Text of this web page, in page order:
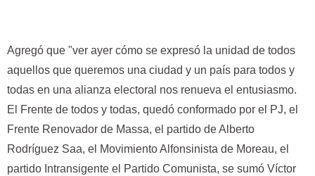
Agregó que "ver ayer cómo se expresó la unidad de todos
aquellos que queremos una ciudad y un país para todos y
todas en una alianza electoral nos renueva el entusiasmo.
El Frente de todos y todas, quedó conformado por el PJ, el
Frente Renovador de Massa, el partido de Alberto
Rodríguez Saa, el Movimiento Alfonsinista de Moreau, el
partido Intransigente el Partido Comunista, se sumó Víctor